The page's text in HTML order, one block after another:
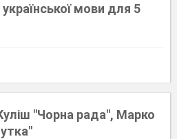
мови для 5
"Чорна рада", Марко